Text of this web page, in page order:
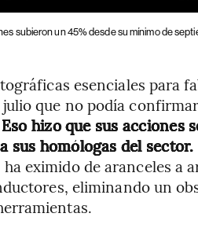
subieron un 45% desde su mínimo de
esenciales para
que no podía
Eso hizo que sus acciones
sus homólogas del sector.
eximido de aranceles a
eliminando un